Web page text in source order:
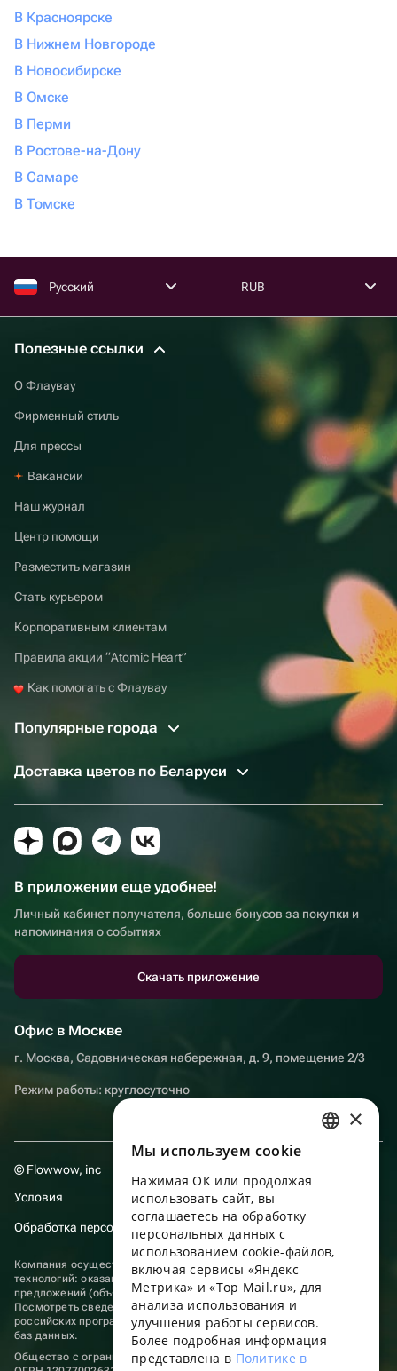
В Красноярске
В Нижнем Новгороде
В Новосибирске
В Омске
В Перми
В Ростове-на-Дону
В Самаре
В Томске
Русский RUB
Полезные ссылки
О Флаувау
Фирменный стиль
Для прессы
Вакансии
Наш журнал
Центр помощи
Разместить магазин
Стать курьером
Корпоративным клиентам
Правила акции “Atomic Heart”
Как помогать с Флаувау
Популярные города
Доставка цветов по Беларуси
В приложении еще удобнее!
Личный кабинет получателя, больше бонусов за покупки и
напоминания о событиях
Скачать приложение
Офис в Москве
г. Москва, Садовническая набережная, д. 9, помещение 2/3
Режим работы: круглосуточно
© Flowwow, inc
Условия
Обработка персональных данных
Компания осуществляет деятельность в области информационных
технологий: оказание услуг в сети “Интернет” по размещению
предложений (объявлений) продавцов о реализации товаров.
Посмотретьсведения о программах, включенных в реестр
российских программ для электронных вычислительных машин и
баз данных.
Общество с ограниченной ответственностью «ФЛАУВАУ»
ENGLISH
UKRAINIAN
PORTUGUESE
FRENCH
×
Мы используем сookie
Нажимая ОК или продолжая
использовать сайт, вы
соглашаетесь на обработку
персональных данных с
использованием cookie-файлов,
включая сервисы «Яндекс
Метрика» и «Top Mail.ru», для
анализа использования и
улучшения работы сервисов.
Более подробная информация
представлена в Политике в